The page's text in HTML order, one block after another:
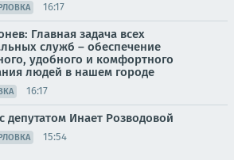
16:17
Главная задача всех
служб – обеспечение
удобного и комфортного
людей в нашем городе
16:17
депутатом Инает Розводовой
15:54